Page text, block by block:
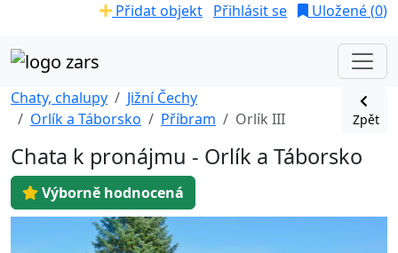
Přidat objekt Přihlásit se Uložené (0)
Chaty, chalupy
Jižní Čechy
Orlík a Táborsko
Příbram Orlík III Zpět
Chata k pronájmu - Orlík a Táborsko
Výborně hodnocená